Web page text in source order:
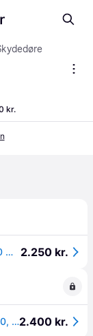
kr.
Swedoor, Skydedørskappe, hvid, M10, 2070 mm 2.250 kr.
Skydedørskappe fra Swedoor, Fyr, Hvid, M10, anbf. dør 102,5cm - kappe 207cm2.400 kr.